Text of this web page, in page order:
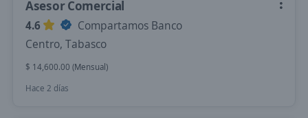
Asesor Comercial
4.6
Compartamos Banco
Centro, Tabasco
$ 14,600.00 (Mensual)
Hace 2 días